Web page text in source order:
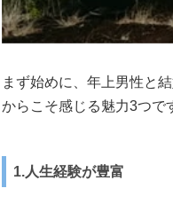
まず始めに、年上男性と
からこそ感じる魅力3つで
1.人生経験が豊富